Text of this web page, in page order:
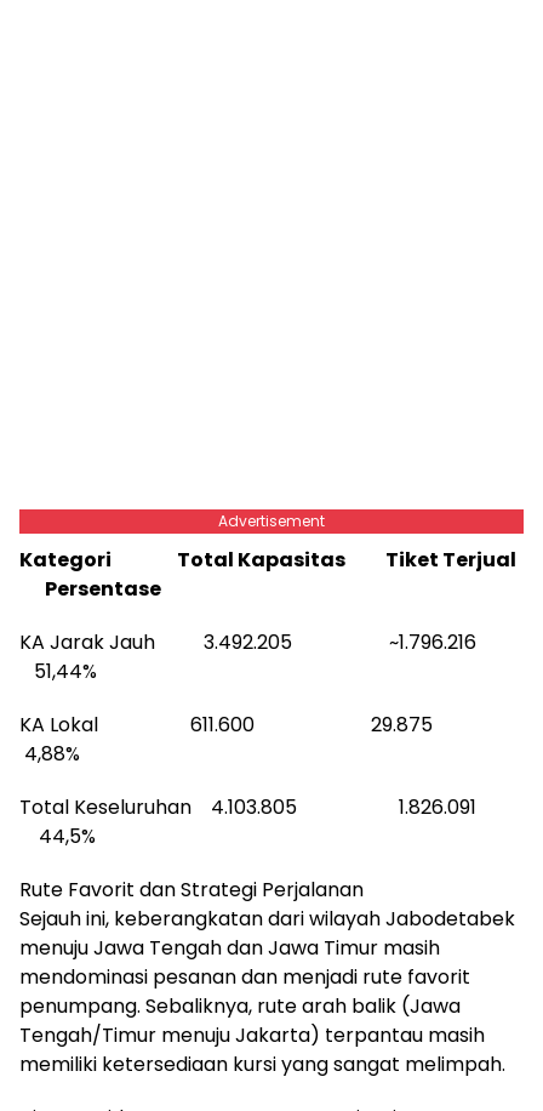
Advertisement
Kategori Total Kapasitas Tiket Terjual
Persentase
KA Jarak Jauh 3.492.205 ~1.796.216
51,44%
KA Lokal 611.600 29.875
4,88%
Total Keseluruhan 4.103.805 1.826.091
44,5%
Rute Favorit dan Strategi Perjalanan
Sejauh ini, keberangkatan dari wilayah Jabodetabek
menuju Jawa Tengah dan Jawa Timur masih
mendominasi pesanan dan menjadi rute favorit
penumpang. Sebaliknya, rute arah balik (Jawa
Tengah/Timur menuju Jakarta) terpantau masih
memiliki ketersediaan kursi yang sangat melimpah.